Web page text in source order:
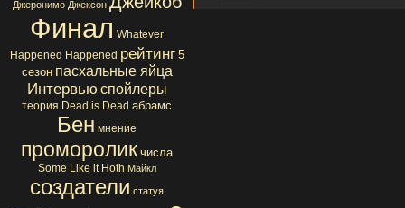
Джеронимо Джексон
Финал Whatever
Happened Happened рейтинг 5
сезон пасхальные яйца
Интервью спойлеры
теория Dead is Dead абрамс
Бен мнение
проморолик числа
Some Like it Hoth Майкл
создатели статуя